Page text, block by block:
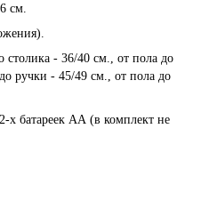
см.
столика - 36/40 см., от пола до
ручки - 45/49 см., от пола до
х батареек АА (в комплект не